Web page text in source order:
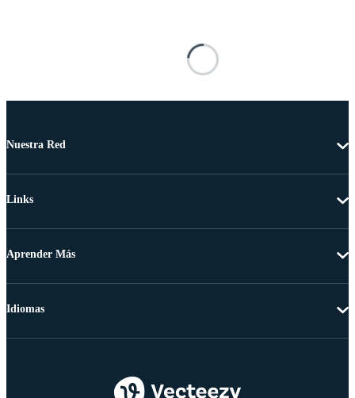
Nuestra Red
Links
Aprender Más
Idiomas